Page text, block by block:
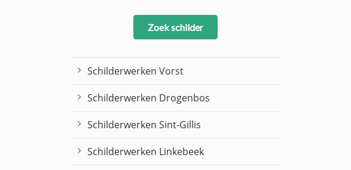
Zoek schilder
Schilderwerken Vorst
Schilderwerken Drogenbos
Schilderwerken Sint-Gillis
Schilderwerken Linkebeek